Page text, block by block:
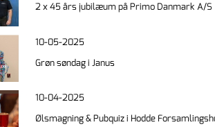
2 x 45 års jubilæum på Primo Danmark A/S
10-05-2025
Grøn søndag i Janus
10-04-2025
Ølsmagning & Pubquiz i Hodde